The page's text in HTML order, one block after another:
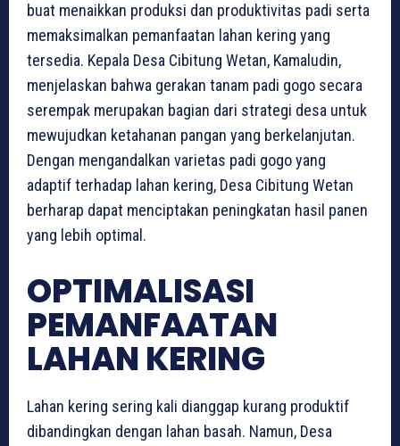
buat menaikkan produksi dan produktivitas padi serta
memaksimalkan pemanfaatan lahan kering yang
tersedia. Kepala Desa Cibitung Wetan, Kamaludin,
menjelaskan bahwa gerakan tanam padi gogo secara
serempak merupakan bagian dari strategi desa untuk
mewujudkan ketahanan pangan yang berkelanjutan.
Dengan mengandalkan varietas padi gogo yang
adaptif terhadap lahan kering, Desa Cibitung Wetan
berharap dapat menciptakan peningkatan hasil panen
yang lebih optimal.
OPTIMALISASI
PEMANFAATAN
LAHAN KERING
Lahan kering sering kali dianggap kurang produktif
dibandingkan dengan lahan basah. Namun, Desa